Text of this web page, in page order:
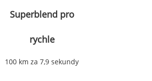
Superblend pro
rychle
100 km za 7,9 sekundy